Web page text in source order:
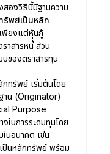
สองวิธีนี้มีฐานความ
รัพย์เป็นหลัก
พียงแต่หุ้นกู้
าสารหนี้ ส่วน
บของตราสารทุน
ทรัพย์ เริ่มต้นโดย
าน (Originator)
Purpose
ในการระดมทุนโดย
นอนาคต เช่น
ป็นหลักทรัพย์ พร้อม